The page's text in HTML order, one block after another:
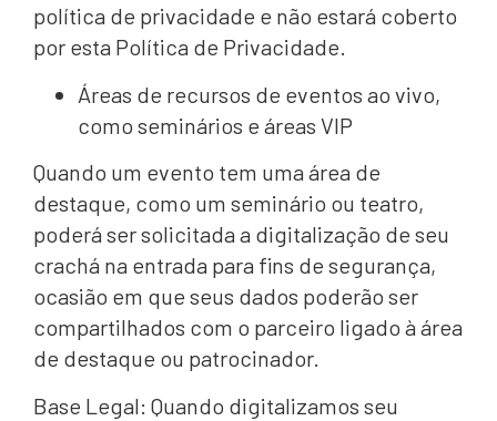
política de privacidade e não estará coberto
por esta Política de Privacidade.
Áreas de recursos de eventos ao vivo,
como seminários e áreas VIP
Quando um evento tem uma área de
destaque, como um seminário ou teatro,
poderá ser solicitada a digitalização de seu
crachá na entrada para fins de segurança,
ocasião em que seus dados poderão ser
compartilhados com o parceiro ligado à área
de destaque ou patrocinador.
Base Legal: Quando digitalizamos seu